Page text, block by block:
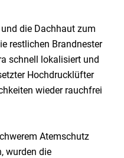
die Dachhaut zum
restlichen Brandnester
schnell lokalisiert und
Hochdrucklüfter
wieder rauchfrei
Atemschutz
wurden die